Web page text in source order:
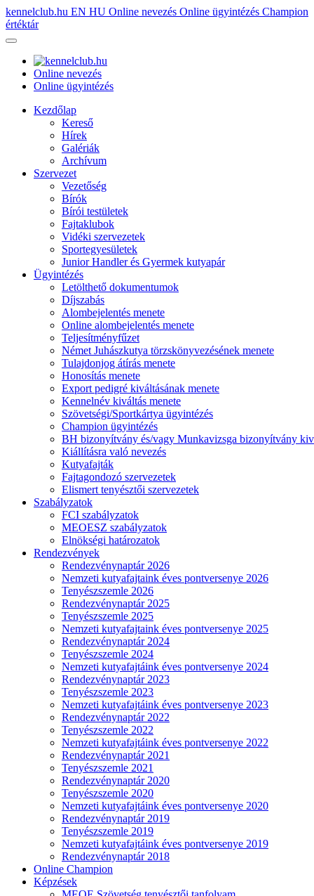
kennelclub.hu EN HU Online nevezés Online ügyintézés Champion
értéktár
Online nevezés
Online ügyintézés
Kezdőlap
Kereső
Hírek
Galériák
Archívum
Szervezet
Vezetőség
Bírók
Bírói testületek
Fajtaklubok
Vidéki szervezetek
Sportegyesületek
Junior Handler és Gyermek kutyapár
Ügyintézés
Letölthető dokumentumok
Díjszabás
Alombejelentés menete
Online alombejelentés menete
Teljesítményfűzet
Német Juhászkutya törzskönyvezésének menete
Tulajdonjog átírás menete
Honosítás menete
Export pedigré kiváltásának menete
Kennelnév kiváltás menete
Szövetségi/Sportkártya ügyintézés
Champion ügyintézés
BH bizonyítvány és/vagy Munkavizsga bizonyítvány
Kiállításra való nevezés
Kutyafajták
Fajtagondozó szervezetek
Elismert tenyésztői szervezetek
Szabályzatok
FCI szabályzatok
MEOESZ szabályzatok
Elnökségi határozatok
Rendezvények
Rendezvénynaptár 2026
Nemzeti kutyafajtaink éves pontversenye 2026
Tenyészszemle 2026
Rendezvénynaptár 2025
Tenyészszemle 2025
Nemzeti kutyafajtaink éves pontversenye 2025
Rendezvénynaptár 2024
Tenyészszemle 2024
Nemzeti kutyafajtáink éves pontversenye 2024
Rendezvénynaptár 2023
Tenyészszemle 2023
Nemzeti kutyafajtáink éves pontversenye 2023
Rendezvénynaptár 2022
Tenyészszemle 2022
Nemzeti kutyafajtáink éves pontversenye 2022
Rendezvénynaptár 2021
Tenyészszemle 2021
Rendezvénynaptár 2020
Tenyészszemle 2020
Nemzeti kutyafajtáink éves pontversenye 2020
Rendezvénynaptár 2019
Tenyészszemle 2019
Nemzeti kutyafajtáink éves pontversenye 2019
Rendezvénynaptár 2018
Online Champion
Képzések